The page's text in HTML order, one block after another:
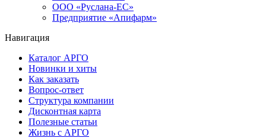
ООО «Руслана-ЕС»
Предприятие «Апифарм»
Навигация
Каталог АРГО
Новинки и хиты
Как заказать
Вопрос-ответ
Структура компании
Дисконтная карта
Полезные статьи
Жизнь с АРГО